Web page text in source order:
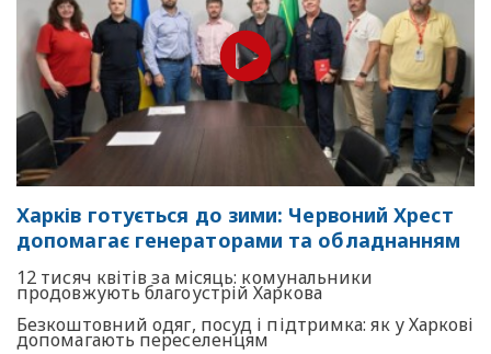
Харків готується до зими: Червоний Хрест
допомагає генераторами та обладнанням
12 тисяч квітів за місяць: комунальники
продовжують благоустрій Харкова
Безкоштовний одяг, посуд і підтримка: як у Харкові
допомагають переселенцям